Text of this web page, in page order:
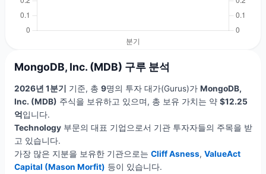
MongoDB, Inc. (MDB) 구루 분석
2026년 1분기 기준, 총 9명의 투자 대가(Gurus)가 MongoDB,
Inc. (MDB) 주식을 보유하고 있으며, 총 보유 가치는 약 $12.25
억 입니다.
Technology부문의 대표 기업으로서 기관 투자자들의 주목을 받
고 있습니다.
가장 많은 지분을 보유한 기관으로는 Cliff Asness, ValueAct
Capital (Mason Morfit) 등이 있습니다.